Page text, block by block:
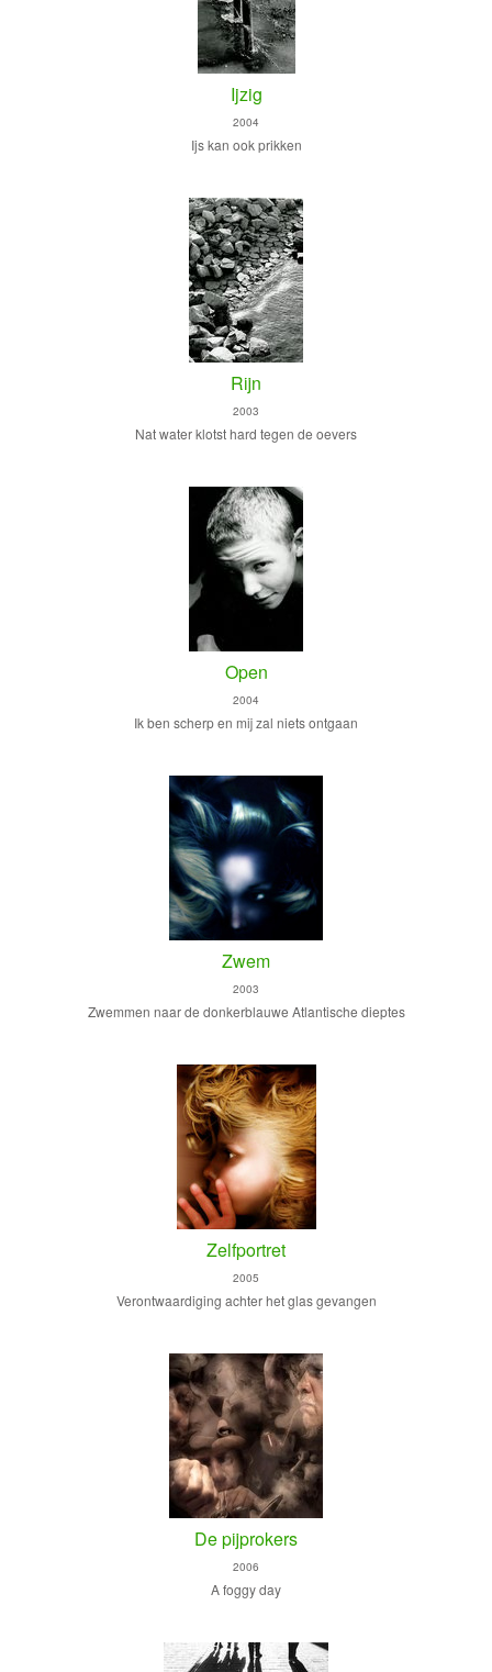
Ijzig
2004
Ijs kan ook prikken
Rijn
2003
Nat water klotst hard tegen de oevers
Open
2004
Ik ben scherp en mij zal niets ontgaan
Zwem
2003
Zwemmen naar de donkerblauwe Atlantische dieptes
Zelfportret
2005
Verontwaardiging achter het glas gevangen
De pijprokers
2006
A foggy day